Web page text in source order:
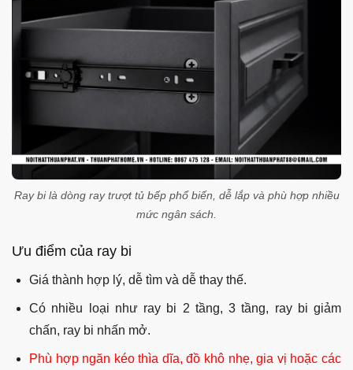
Ray bi là dòng ray trượt tủ bếp phổ biến, dễ lắp và phù hợp nhiều
mức ngân sách.
Ưu điểm của ray bi
Giá thành hợp lý, dễ tìm và dễ thay thế.
Có nhiều loại như ray bi 2 tầng, 3 tầng, ray bi giảm
chấn, ray bi nhấn mở.
Phù hợp ngăn kéo thìa dĩa, đồ khô nhẹ, gia vị hoặc các